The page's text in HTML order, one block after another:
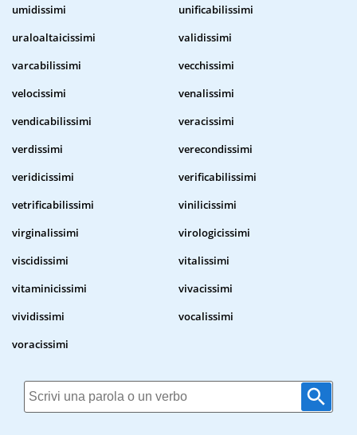
umidissimi
unificabilissimi
uraloaltaicissimi
validissimi
varcabilissimi
vecchissimi
velocissimi
venalissimi
vendicabilissimi
veracissimi
verdissimi
verecondissimi
veridicissimi
verificabilissimi
vetrificabilissimi
vinilicissimi
virginalissimi
virologicissimi
viscidissimi
vitalissimi
vitaminicissimi
vivacissimi
vividissimi
vocalissimi
voracissimi